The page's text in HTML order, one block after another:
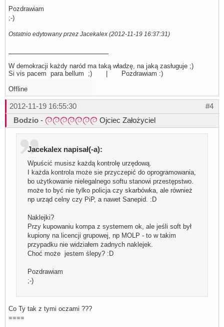
Pozdrawiam
;-)
Ostatnio edytowany przez Jacekalex (2012-11-19 16:37:31)
W demokracji każdy naród ma taką władzę, na jaką zasługuje ;)
Si vis pacem para bellum ;) | Pozdrawiam :)
Offline
#4
2012-11-19 16:55:30
Bodzio - Ojciec Założyciel
Jacekalex napisał(-a):
Wpuścić musisz każdą kontrolę urzędową.
I każda kontrola może sie przyczepić do oprogramowania,
bo użytkowanie nielegalnego softu stanowi przestępstwo.
może to być nie tylko policja czy skarbówka, ale również
np urząd celny czy PiP, a nawet Sanepid. :D
Naklejki?
Przy kupowaniu kompa z systemem ok, ale jeśli soft był
kupiony na licencji grupowej, np MOLP - to w takim
przypadku nie widziałem żadnych naklejek.
Choć może jestem ślepy? :D
Pozdrawiam
;-)
Co Ty tak z tymi oczami ???
====